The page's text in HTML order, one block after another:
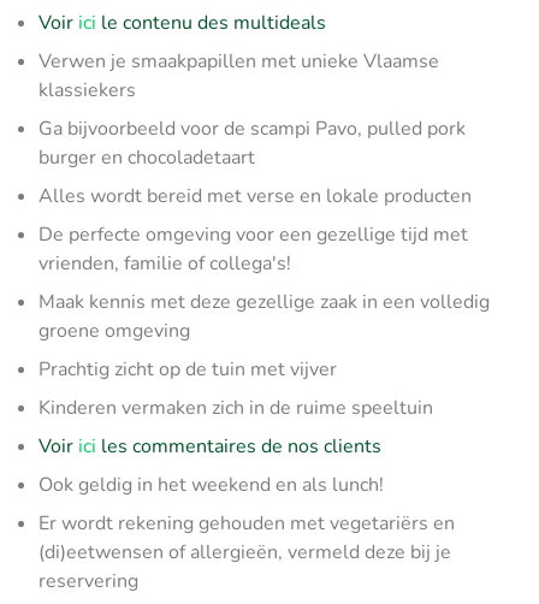
Voir ici le contenu des multideals
Verwen je smaakpapillen met unieke Vlaamse
klassiekers
Ga bijvoorbeeld voor de scampi Pavo, pulled pork
burger en chocoladetaart
Alles wordt bereid met verse en lokale producten
De perfecte omgeving voor een gezellige tijd met
vrienden, familie of collega's!
Maak kennis met deze gezellige zaak in een volledig
groene omgeving
Prachtig zicht op de tuin met vijver
Kinderen vermaken zich in de ruime speeltuin
Voir ici les commentaires de nos clients
Ook geldig in het weekend en als lunch!
Er wordt rekening gehouden met vegetariërs en
(di)eetwensen of allergieën, vermeld deze bij je
reservering